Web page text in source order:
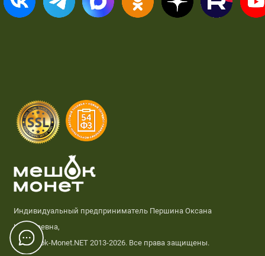
Индивидуальный предприниматель Першина Оксана
Николаевна,
© Meshok-Monet.NET 2013-2026. Все права защищены.